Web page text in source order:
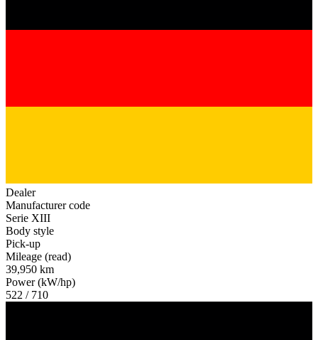
Dealer
Manufacturer code
Serie XIII
Body style
Pick-up
Mileage (read)
39,950 km
Power (kW/hp)
522 / 710